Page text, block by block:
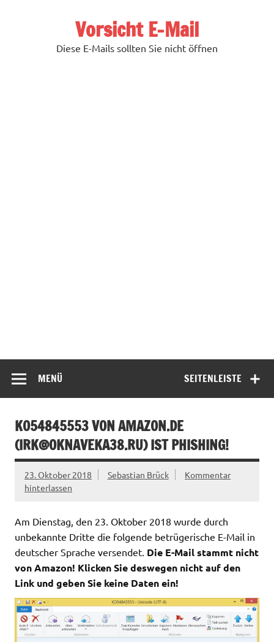
Vorsicht E-Mail
Diese E-Mails sollten Sie nicht öffnen
SEITENLEISTE
MENÜ
KO54845553 VON AMAZON.DE
(IRK@OKNAVEKA38.RU) IST PHISHING!
23. Oktober 2018 Sebastian Brück
Kommentar
hinterlassen
Am Dienstag, den 23. Oktober 2018 wurde durch
unbekannte Dritte die folgende betrügerische E-Mail in
deutscher Sprache versendet. Die E-Mail stammt nicht
von Amazon! Klicken Sie deswegen nicht auf den
Link und geben Sie keine Daten ein!